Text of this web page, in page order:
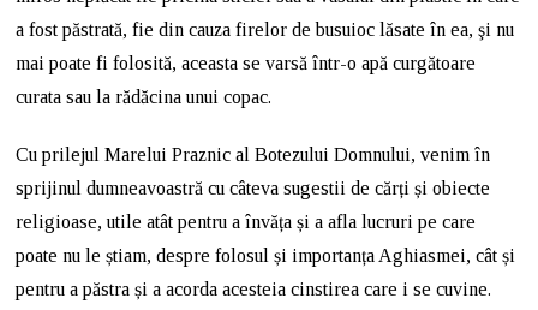
a fost păstrată, fie din cauza firelor de busuioc lăsate în ea, şi nu
mai poate fi folosită, aceasta se varsă într-o apă curgătoare
curata sau la rădăcina unui copac.
Cu prilejul Marelui Praznic al Botezului Domnului, venim în
sprijinul dumneavoastră cu câteva sugestii de cărți și obiecte
religioase, utile atât pentru a învăța și a afla lucruri pe care
poate nu le știam, despre folosul și importanța Aghiasmei, cât și
pentru a păstra și a acorda acesteia cinstirea care i se cuvine.